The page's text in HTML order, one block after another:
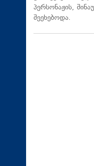
პერსონაჟის,
შეეხებოდა.